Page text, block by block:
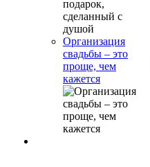
Организация
свадьбы – это
проще, чем
кажется